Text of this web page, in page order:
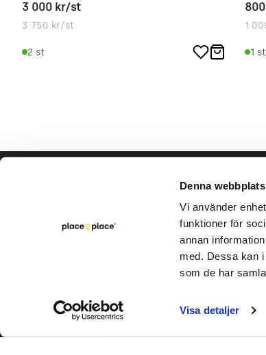
Denna
Vi använder
funktioner för
annan
med. Dessa kan
som de har
Visa detaljer
3 000 kr/st
3 750 kr/st
2 st
800
1
1 st
Hjälp & support
Bli säljare
Kontakta oss